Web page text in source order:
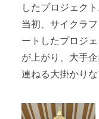
したプロジェクト
当初、サイクラ
ートしたプロジ
が上がり、大手
連ねる大掛かり